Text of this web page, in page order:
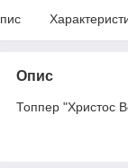
Опис
Топпер "Христос